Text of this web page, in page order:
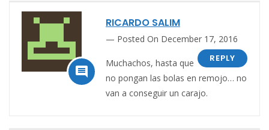

RICARDO SALIM
Posted On December 17, 2016
REPLY
Muchachos, hasta que
no pongan las bolas en remojo… no
van a conseguir un carajo.